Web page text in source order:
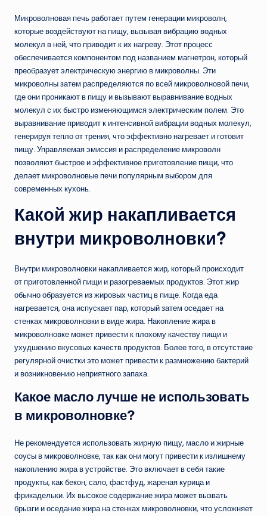
Микроволновая печь работает путем генерации микроволн,
которые воздействуют на пищу, вызывая вибрацию водных
молекул в ней, что приводит к их нагреву. Этот процесс
обеспечивается компонентом под названием магнетрон, который
преобразует электрическую энергию в микроволны. Эти
микроволны затем распределяются по всей микроволновой печи,
где они проникают в пищу и вызывают выравнивание водных
молекул с их быстро изменяющимся электрическим полем. Это
выравнивание приводит к интенсивной вибрации водных молекул,
генерируя тепло от трения, что эффективно нагревает и готовит
пищу. Управляемая эмиссия и распределение микроволн
позволяют быстрое и эффективное приготовление пищи, что
делает микроволновые печи популярным выбором для
современных кухонь.
Какой жир накапливается
внутри микроволновки?
Внутри микроволновки накапливается жир, который происходит
от приготовленной пищи и разогреваемых продуктов. Этот жир
обычно образуется из жировых частиц в пище. Когда еда
нагревается, она испускает пар, который затем оседает на
стенках микроволновки в виде жира. Накопление жира в
микроволновке может привести к плохому качеству пищи и
ухудшению вкусовых качеств продуктов. Более того, в отсутствие
регулярной очистки это может привести к размножению бактерий
и возникновению неприятного запаха.
Какое масло лучше не использовать
в микроволновке?
Не рекомендуется использовать жирную пищу, масло и жирные
соусы в микроволновке, так как они могут привести к излишнему
накоплению жира в устройстве. Это включает в себя такие
продукты, как бекон, сало, фастфуд, жареная курица и
фрикадельки. Их высокое содержание жира может вызвать
брызги и оседание жира на стенках микроволновки, что усложняет